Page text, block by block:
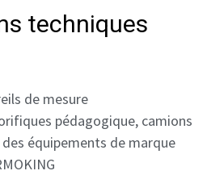
techniques
de mesure
pédagogique, camions
équipements de marque